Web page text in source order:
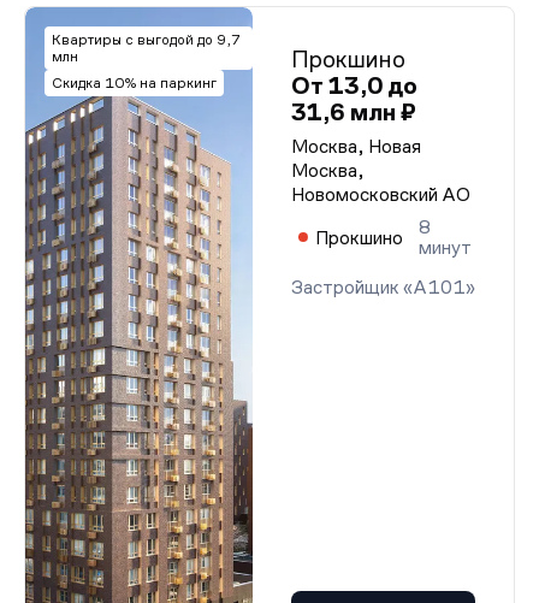
Квартиры с выгодой до 9,7
млн
Скидка 10% на паркинг
Прокшино
От 13,0 до
31,6 млн ₽
Москва, Новая
Москва,
Новомосковский АО
Прокшино
8
минут
Застройщик «А101»